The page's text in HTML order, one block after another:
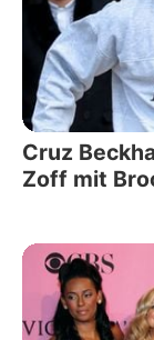
Cruz
Zoff mit